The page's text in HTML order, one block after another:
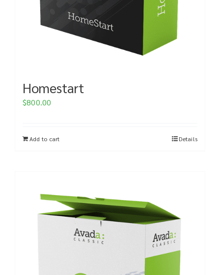
Homestart
$800.00
Add to cart Details